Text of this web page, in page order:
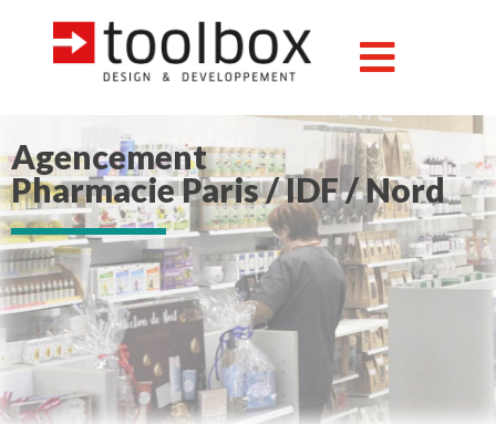
Agencement
Pharmacie Paris / IDF / Nord